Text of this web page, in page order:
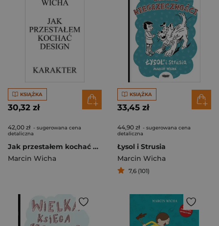
KSIĄŻKA
30,32 zł
42,00 zł - sugerowana cena
detaliczna
Jak przestałem kochać design wyd. 3
Marcin Wicha
KSIĄŻKA
33,45 zł
44,90 zł - sugerowana cena
detaliczna
Łysol i Strusia
Marcin Wicha
7,6 (101)